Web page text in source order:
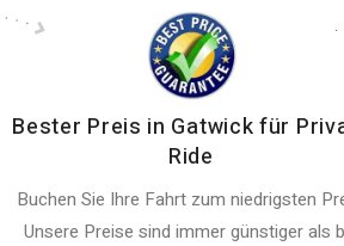
Bester Preis in Gatwick für
Ride
Buchen Sie Ihre Fahrt zum niedrigsten
Unsere Preise sind immer günstiger als